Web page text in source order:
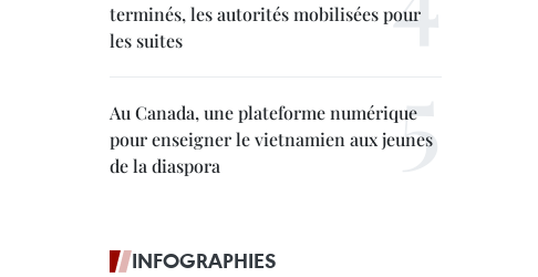
terminés, les autorités mobilisées pour
les suites
Au Canada, une plateforme numérique
pour enseigner le vietnamien aux jeunes
de la diaspora
INFOGRAPHIES